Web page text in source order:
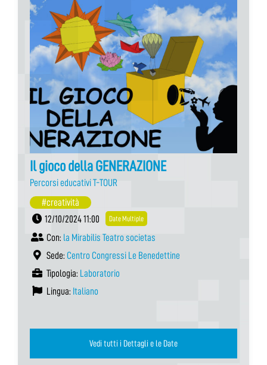
Il gioco della GENERAZIONE
Percorsi educativi T-TOUR
#creatività
12/10/2024 11:00
Date Multiple
Con: la Mirabilis Teatro societas
Sede: Centro Congressi Le Benedettine
Tipologia: Laboratorio
Lingua: Italiano
Vedi tutti i Dettagli e le Date